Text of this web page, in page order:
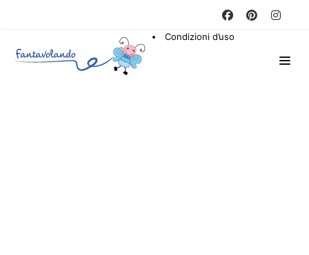
Condizioni d’uso